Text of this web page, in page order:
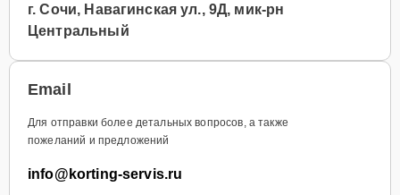
г. Сочи, Навагинская ул., 9Д, мик-рн
Центральный
Email
Для отправки более детальных вопросов, а также
пожеланий и предложений
info@korting-servis.ru